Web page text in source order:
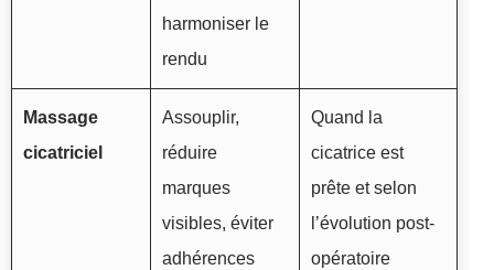
harmoniser le
rendu
Massage
cicatriciel
Assouplir,
réduire
marques
visibles, éviter
adhérences
Quand la
cicatrice est
prête et selon
l’évolution post-
opératoire